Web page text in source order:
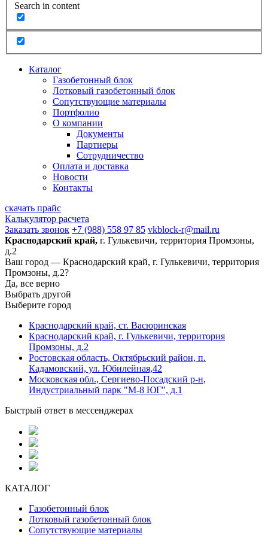
Search in content
Каталог
Газобетонный блок
Лотковый газобетонный блок
Сопутствующие материалы
Портфолио
О компании
Документы
Партнеры
Сотрудничество
Оплата и доставка
Новости
Контакты
скачать прайс
Калькулятор расчета
Заказать звонок +7 (988) 558 97 85 vkblock-r@mail.ru
Краснодарский край, г. Гулькевичи, территория Промзоны,
д.2
Ваш город — Краснодарский край, г. Гулькевичи, территория
Промзоны, д.2?
Да, все верно
Выбрать другой
Выберите город
Краснодарский край, ст. Васюринская
Краснодарский край, г. Гулькевичи, территория
Промзоны, д.2
Ростовская область, Октябрьский район, п.
Кадамовский, ул. Юбилейная,42
Московская обл., Сергиево-Посадский р-н,
Индустриальный парк "М-8 ЮГ", д.1
Быстрый ответ в мессенджерах
КАТАЛОГ
Газобетонный блок
Лотковый газобетонный блок
Сопутствующие материалы